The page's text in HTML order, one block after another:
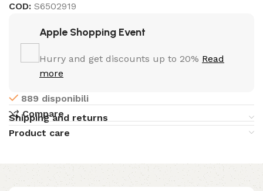
COD:S6502919
Apple Shopping Event
Hurry and get discounts up to 20% Read
more
889 disponibili
Compare
Shipping and returns
Product care